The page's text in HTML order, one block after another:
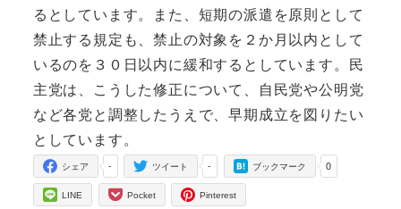
るとしています。また、短期の派遣を原則として
禁止する規定も、禁止の対象を２か月以内として
いるのを３０日以内に緩和するとしています。民
主党は、こうした修正について、自民党や公明党
など各党と調整したうえで、早期成立を図りたい
としています。
-
シェア -
ツイート 0
ブックマーク
LINE Pocket Pinterest